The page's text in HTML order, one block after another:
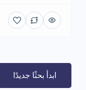
ابدأ بحثًا جديدًا